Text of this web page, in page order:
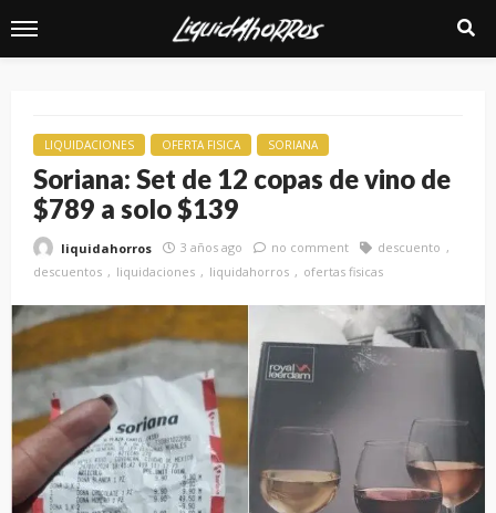
LIQUIDACIONES OFERTA FISICA SORIANA
Soriana: Set de 12 copas de vino de
$789 a solo $139
liquidahorros 3 años ago no comment
descuento
descuentos
liquidaciones liquidahorros ofertas fisicas